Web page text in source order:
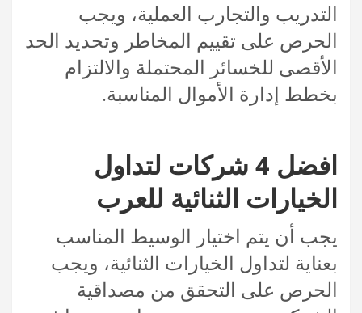
التدريب والتجارب العملية، ويجب
الحرص على تقييم المخاطر وتحديد الحد
الأقصى للخسائر المحتملة والالتزام
بخطط إدارة الأموال المناسبة.
افضل 4 شركات لتداول
الخيارات الثنائية للعرب
يجب أن يتم اختيار الوسيط المناسب
بعناية لتداول الخيارات الثنائية، ويجب
الحرص على التحقق من مصداقية